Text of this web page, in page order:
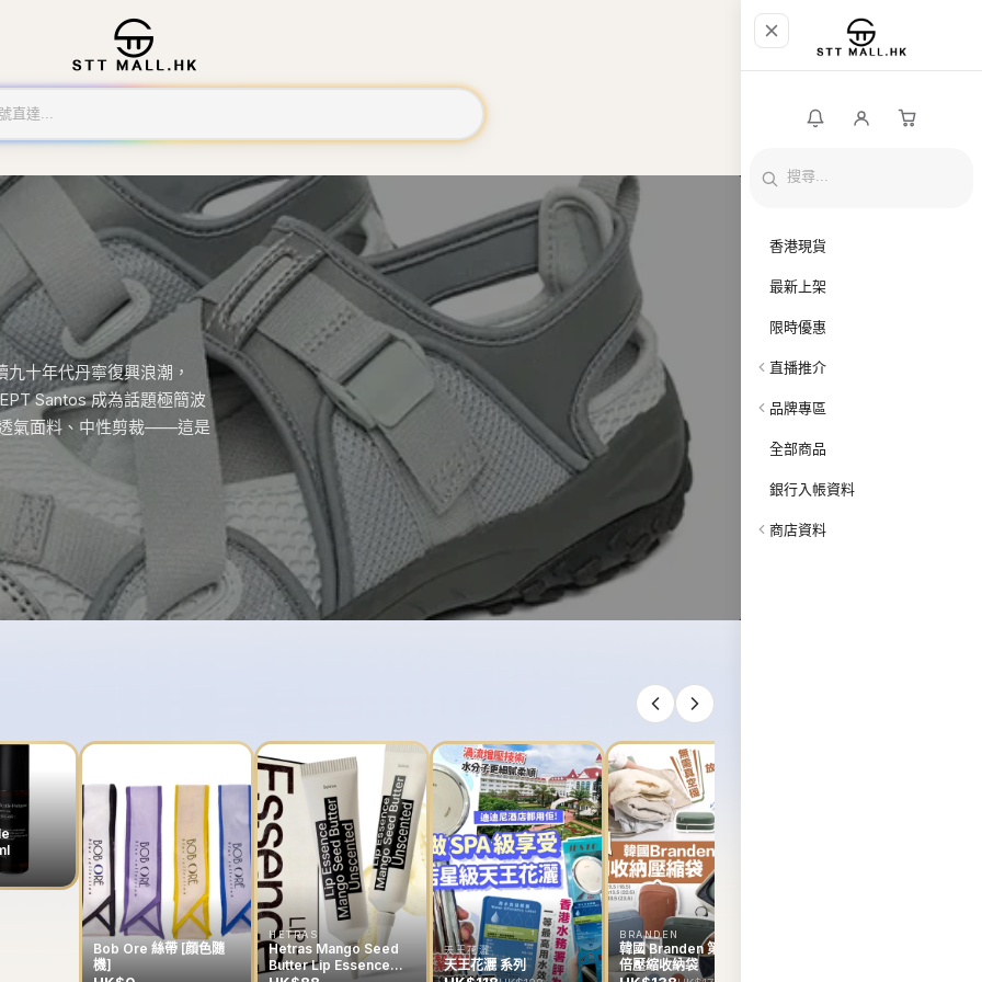
香港現貨
最新上架
限時優惠
直播推介
品牌專區
全部商品
銀行入帳資料
商店資料
十年代丹寧復興浪潮，
Santos 成為話題極簡波
氣面料、中性剪裁——這是
Bob Ore 絲帶 [顔色隨
機]
HETRAS
Hetras Mango Seed
Butter Lip Essence
天王花灑
天王花灑 系列
BRANDEN
韓國 Branden 第二代雙
倍壓縮收納袋